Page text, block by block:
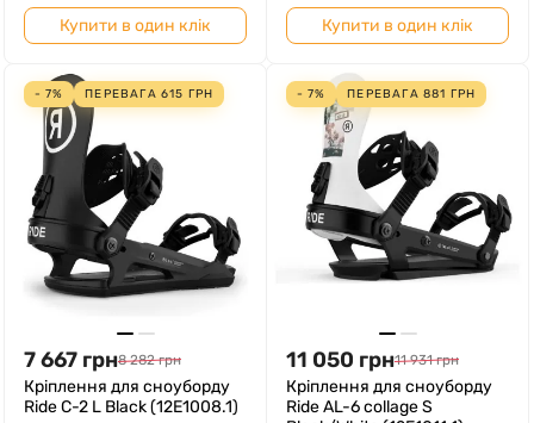
Купити в один клік Купити в один клік
- 7% ПЕРЕВАГА615 ГРН
7 667 грн8 282 грн
Кріплення для сноуборду
Ride C-2 L Black (12E1008.1)
- 7% ПЕРЕВАГА881 ГРН
11 050 грн11 931 грн
Кріплення для сноуборду
Ride AL-6 collage S